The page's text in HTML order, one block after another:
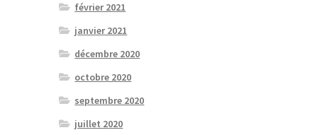
février 2021
janvier 2021
décembre 2020
octobre 2020
septembre 2020
juillet 2020